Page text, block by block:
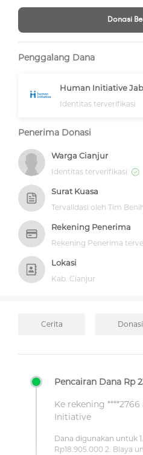
Donasi
Penggalang Dana
Human Initiative
Identitas terverifikasi
Penerima Donasi
Warga Cianjur
Identitas terverifikasi
Surat Kuasa
Tervalidasi oleh Tim
Rekening Penerima
Rekening Penerima
Lokasi
Kab. Cianjur
Cerita Donasi
Pencairan Dana Rp
Ke rekening
Initiative
Dana digunakan untuk
Rp18.905.000 2. Biaya